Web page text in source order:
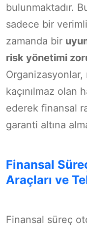
bulunmaktadır.
sadece bir
zamanda bir
risk yönetimi
kaçınılmaz olan
ederek finansal
garanti altına
Finansal
Araçları ve
Finansal süreç